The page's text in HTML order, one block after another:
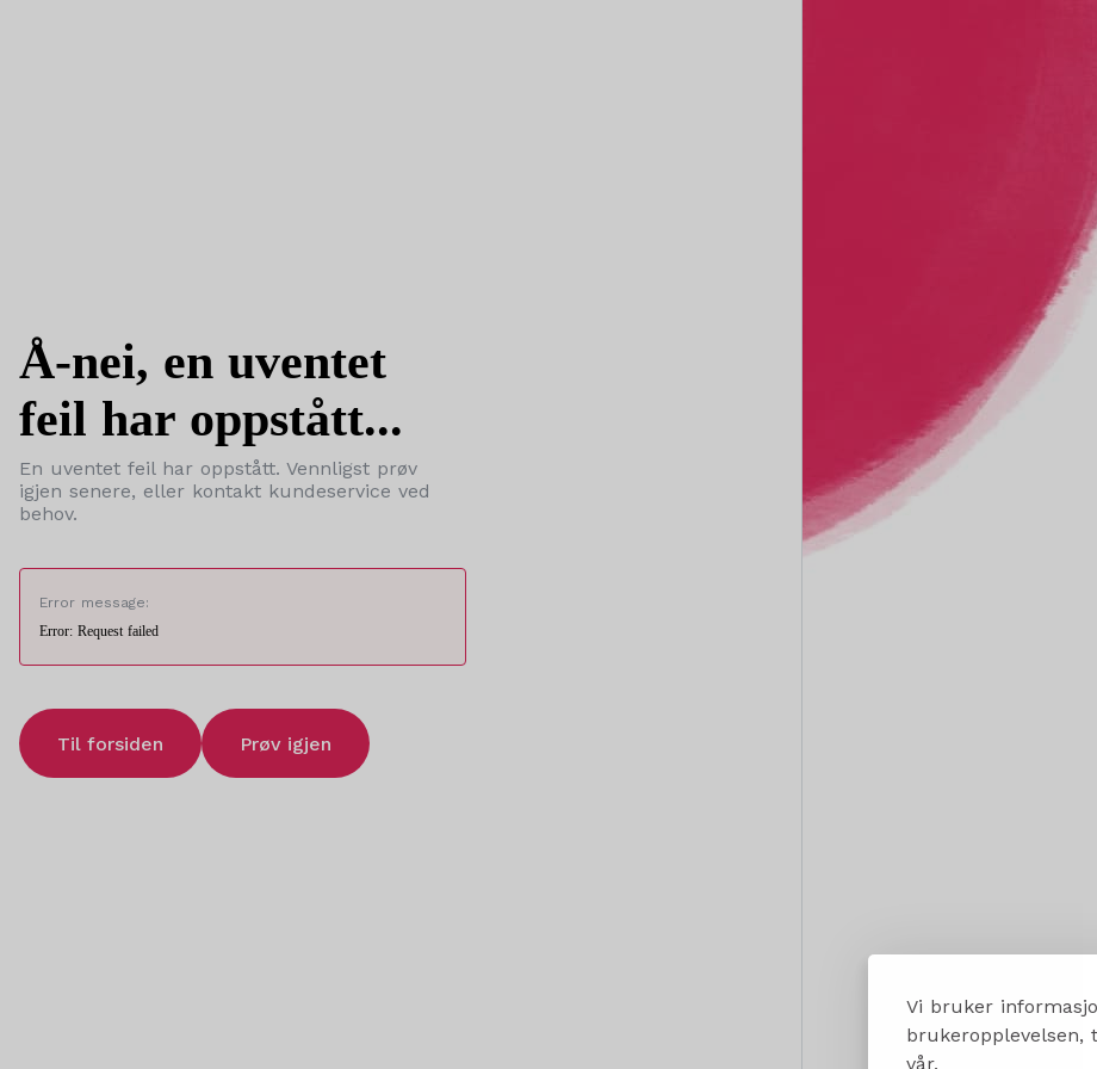
Vi bruker
brukeropplevelsen,
vår.
Å-nei, en uventet
feil har oppstått...
En uventet feil har oppstått. Vennligst prøv
igjen senere, eller kontakt kundeservice ved
behov.
Error message:
Error: Request failed
Til forsiden Prøv igjen